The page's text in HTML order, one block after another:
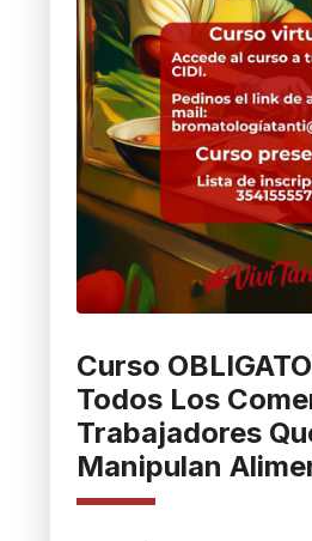
Curso
Todos Los
Trabajadores
Manipulan